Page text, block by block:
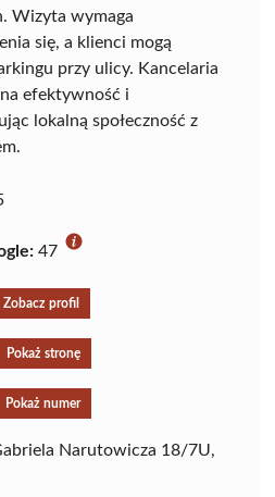
Wizyta wymaga
się, a klienci mogą
przy ulicy. Kancelaria
efektywność i
lokalną społeczność z
47
Zobacz profil
Pokaż stronę
Pokaż numer
Narutowicza 18/7U,